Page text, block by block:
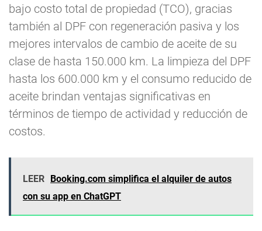
bajo costo total de propiedad (TCO), gracias
también al DPF con regeneración pasiva y los
mejores intervalos de cambio de aceite de su
clase de hasta 150.000 km. La limpieza del DPF
hasta los 600.000 km y el consumo reducido de
aceite brindan ventajas significativas en
términos de tiempo de actividad y reducción de
costos.
LEER
Booking.com simplifica el alquiler de autos
con su app en ChatGPT